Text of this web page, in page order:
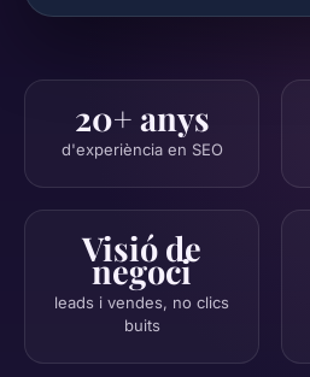
20+ anys
d'experiència en SEO
Visió de
negoci
leads i vendes, no clics
buits